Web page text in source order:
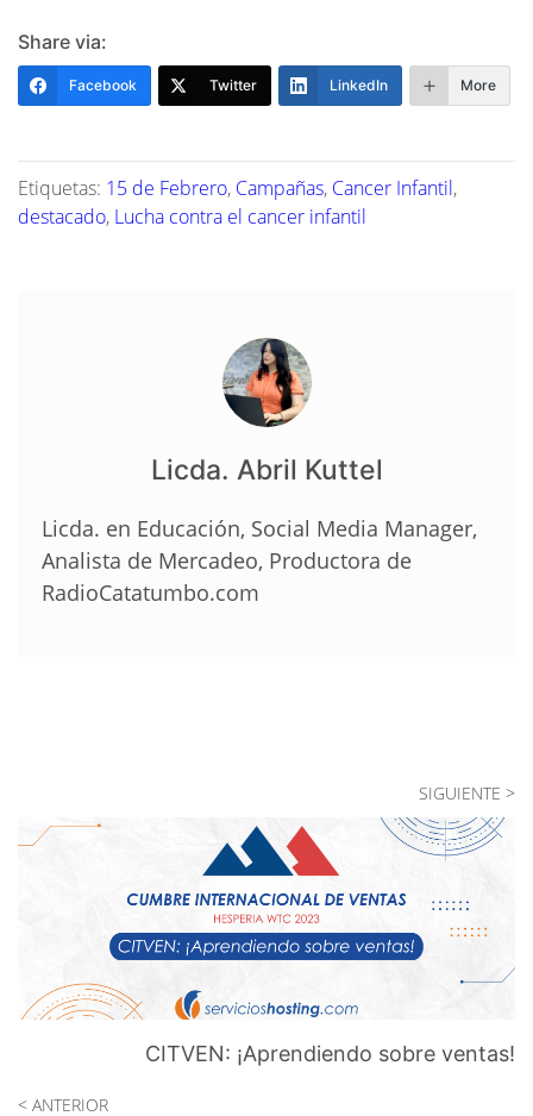
Share via:
Facebook Twitter LinkedIn More
Etiquetas: 15 de Febrero, Campañas, Cancer Infantil,
destacado, Lucha contra el cancer infantil
Licda. Abril Kuttel
Licda. en Educación, Social Media Manager,
Analista de Mercadeo, Productora de
RadioCatatumbo.com
SIGUIENTE >
CITVEN: ¡Aprendiendo sobre ventas!
< ANTERIOR